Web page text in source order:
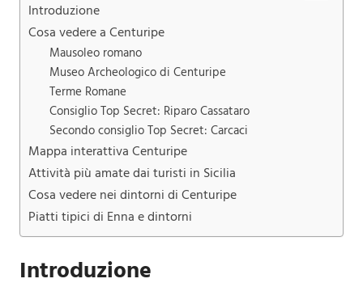
Introduzione
Cosa vedere a Centuripe
Mausoleo romano
Museo Archeologico di Centuripe
Terme Romane
Consiglio Top Secret: Riparo Cassataro
Secondo consiglio Top Secret: Carcaci
Mappa interattiva Centuripe
Attività più amate dai turisti in Sicilia
Cosa vedere nei dintorni di Centuripe
Piatti tipici di Enna e dintorni
Introduzione